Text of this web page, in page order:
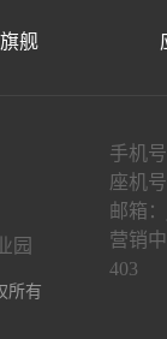
舰
园
手机
座机
邮箱：
营销
403
所有